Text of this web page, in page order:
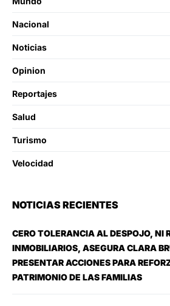
Nacional
Noticias
Opinion
Reportajes
Salud
Turismo
Velocidad
NOTICIAS RECIENTES
CERO TOLERANCIA AL DESPOJO, NI
INMOBILIARIOS, ASEGURA CLARA
PRESENTAR ACCIONES PARA
PATRIMONIO DE LAS FAMILIAS